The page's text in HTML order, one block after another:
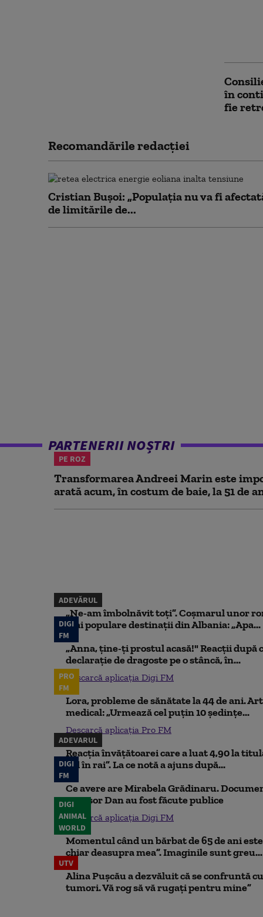
în
fie
Recomandările redacţiei
Cristian Bușoi: „Populația nu va fi
de limitările de...
PARTENERII NOȘTRI
PE ROZ
Transformarea Andreei Marin este
arată acum, în costum de baie, la 51 de
ADEVĂRUL
„Ne-am îmbolnăvit toți”. Coșmarul unor
mai populare destinații din Albania: „Apa...
DIGI
FM
„Anna, ţine-ţi prostul acasă!" Reacţii după
declaraţie de dragoste pe o stâncă, în...
Descarcă aplicația Digi FM
PRO
FM
Lora, probleme de sănătate la 44 de ani.
medical: „Urmează cel puțin 10 ședințe...
Descarcă aplicația Pro FM
ADEVARUL
Reacția învățătoarei care a luat 4,90 la
iad în rai”. La ce notă a ajuns după...
DIGI
FM
Ce avere are Mirabela Grădinaru.
Nicușor Dan au fost făcute publice
Descarcă aplicația Digi FM
DIGI
ANIMAL
WORLD
Momentul când un bărbat de 65 de ani
chiar deasupra mea”. Imaginile sunt greu...
UTV
Alina Pușcău a dezvăluit că se confruntă
tumori. Vă rog să vă rugați pentru mine”